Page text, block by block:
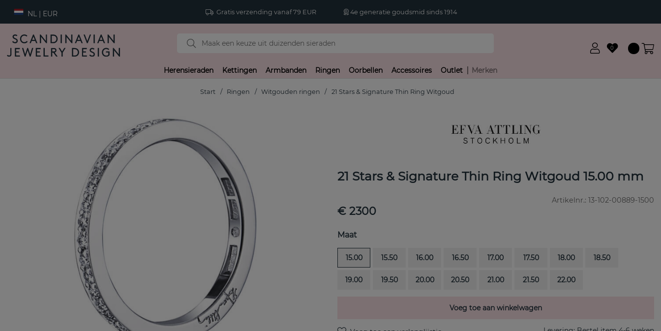
NL | EUR Gratis verzending vanaf 79 EUR 4e generatie goudsmid sinds 1914
0
Herensieraden Kettingen Armbanden Ringen Oorbellen Accessoires Outlet Merken
Start Ringen Witgouden ringen 21 Stars & Signature Thin Ring Witgoud
21 Stars & Signature Thin Ring Witgoud 15.00 mm
Artikelnr.: 13-102-00889-1500
€ 2300
Maat
15.00 15.50 16.00 16.50 17.00 17.50 18.00 18.50
19.00 19.50 20.00 20.50 21.00 21.50 22.00
Voeg toe aan winkelwagen